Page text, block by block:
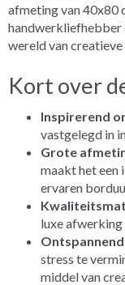
afmeting van 40x80
handwerkliefhebber
wereld van
Kort over
Inspirerend
vastgelegd in
Grote
maakt het een
ervaren
luxe afwerking
stress te
middel van